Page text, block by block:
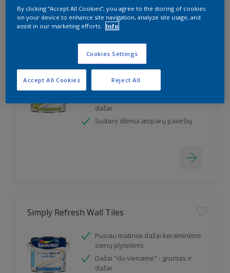
Simply Refresh Floors & Stairs
laiptams
dažai
Sudaro dilimui atsparų paviršių
Simply Refresh Wall Tiles
Pusiau matiniai dažai keraminėms
sienų plytelėms
Dažai "du viename" - gruntas ir
dažai
By clicking “Accept All Cookies”, you agree to the storing of cookies
on your device to enhance site navigation, analyze site usage, and
assist in our marketing efforts.
Info
Cookies Settings
Reject All
Accept All Cookies